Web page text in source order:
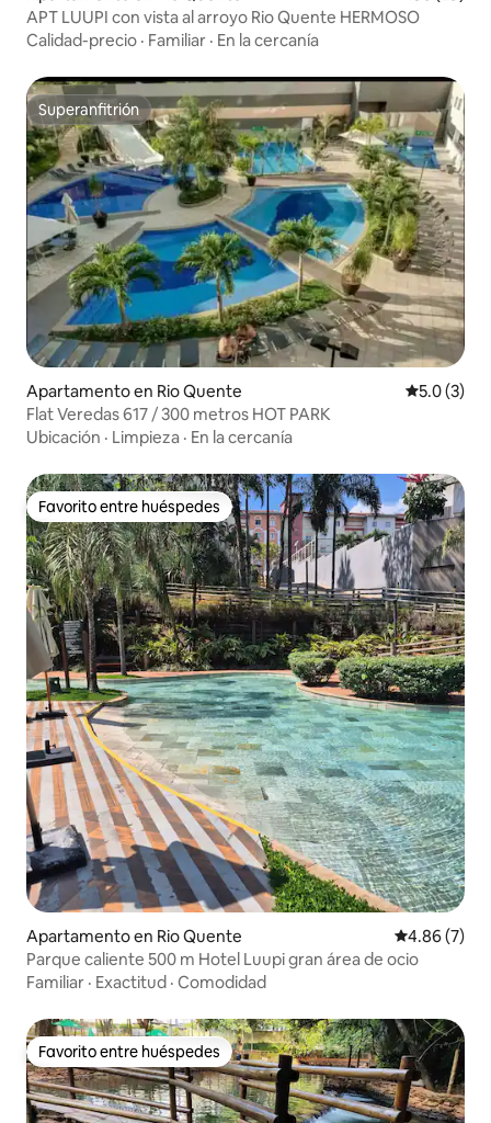
APT LUUPI con vista al arroyo Rio Quente HERMOSO
Calidad-precio · Familiar · En la cercanía
Superanfitrión
Superanfitrión
Apartamento en Rio Quente
5.0 (3)
Flat Veredas 617 / 300 metros HOT PARK
Ubicación · Limpieza · En la cercanía
Favorito entre huéspedes
Favorito entre huéspedes
Apartamento en Rio Quente Calificación
4.86 (7)
Parque caliente 500 m Hotel Luupi gran área de ocio
Familiar · Exactitud · Comodidad
Favorito entre huéspedes
Favorito entre huéspedes